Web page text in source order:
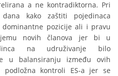
a ne kontradiktorna. Pri
kako zaštiti pojedinaca
pozicije ali i pravu
novih članova jer bi u
na udruživanje bilo
u balansiranju između ovih
kontroli ES-a jer se